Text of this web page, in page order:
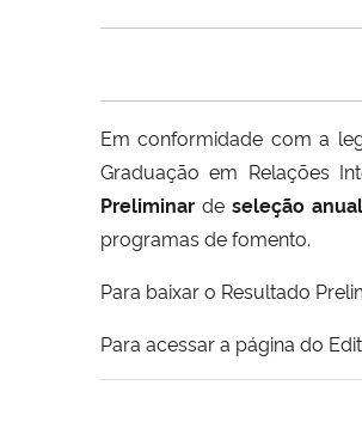
Em conformidade com a
Graduação em Relações
Preliminar deseleção
programas de fomento.
Para baixar o Resultado
Para acessar a página do